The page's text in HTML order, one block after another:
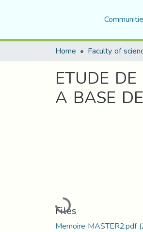
Home Faculty of
ETUDE
A BASE
Loading...
Files
Memoire MASTER2.pdf